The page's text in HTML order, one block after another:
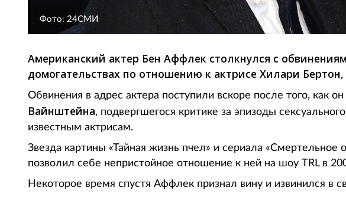
Фото: 24СМИ
Американский актер Бен Аффлек столкнулся с
домогательствах по отношению к актрисе Хилари Бертон,
Обвинения в адрес актера поступили вскоре после того, как
Вайнштейна, подвергшегося критике за эпизоды
известным актрисам.
Звезда картины «Тайная жизнь пчел» и сериала
позволил себе непристойное отношение к ней на шоу TRL в
Некоторое время спустя Аффлек признал вину и извинился в